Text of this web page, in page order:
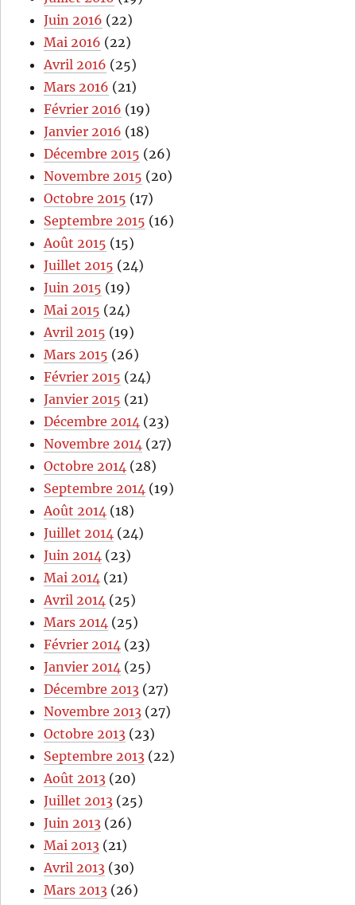
Juin 2016 (22)
Mai 2016 (22)
Avril 2016 (25)
Mars 2016 (21)
Février 2016 (19)
Janvier 2016 (18)
Décembre 2015 (26)
Novembre 2015 (20)
Octobre 2015 (17)
Septembre 2015 (16)
Août 2015 (15)
Juillet 2015 (24)
Juin 2015 (19)
Mai 2015 (24)
Avril 2015 (19)
Mars 2015 (26)
Février 2015 (24)
Janvier 2015 (21)
Décembre 2014 (23)
Novembre 2014 (27)
Octobre 2014 (28)
Septembre 2014 (19)
Août 2014 (18)
Juillet 2014 (24)
Juin 2014 (23)
Mai 2014 (21)
Avril 2014 (25)
Mars 2014 (25)
Février 2014 (23)
Janvier 2014 (25)
Décembre 2013 (27)
Novembre 2013 (27)
Octobre 2013 (23)
Septembre 2013 (22)
Août 2013 (20)
Juillet 2013 (25)
Juin 2013 (26)
Mai 2013 (21)
Avril 2013 (30)
Mars 2013 (26)